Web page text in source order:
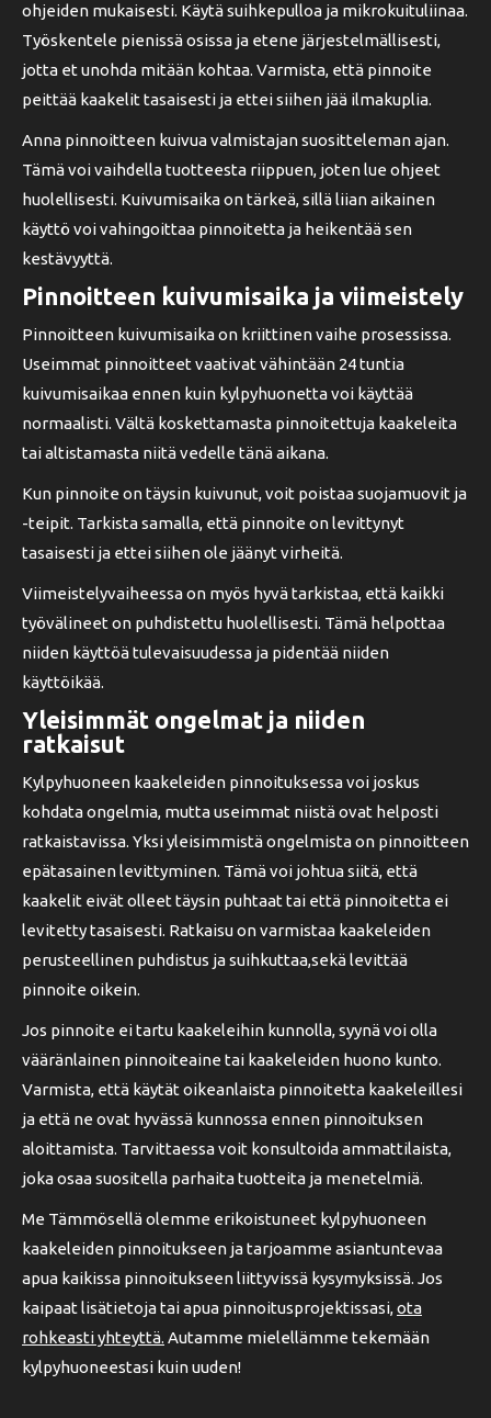
ohjeiden mukaisesti. Käytä suihkepulloa ja mikrokuituliinaa.
Työskentele pienissä osissa ja etene järjestelmällisesti,
jotta et unohda mitään kohtaa. Varmista, että pinnoite
peittää kaakelit tasaisesti ja ettei siihen jää ilmakuplia.
Anna pinnoitteen kuivua valmistajan suositteleman ajan.
Tämä voi vaihdella tuotteesta riippuen, joten lue ohjeet
huolellisesti. Kuivumisaika on tärkeä, sillä liian aikainen
käyttö voi vahingoittaa pinnoitetta ja heikentää sen
kestävyyttä.
Pinnoitteen kuivumisaika ja viimeistely
Pinnoitteen kuivumisaika on kriittinen vaihe prosessissa.
Useimmat pinnoitteet vaativat vähintään 24 tuntia
kuivumisaikaa ennen kuin kylpyhuonetta voi käyttää
normaalisti. Vältä koskettamasta pinnoitettuja kaakeleita
tai altistamasta niitä vedelle tänä aikana.
Kun pinnoite on täysin kuivunut, voit poistaa suojamuovit ja
-teipit. Tarkista samalla, että pinnoite on levittynyt
tasaisesti ja ettei siihen ole jäänyt virheitä.
Viimeistelyvaiheessa on myös hyvä tarkistaa, että kaikki
työvälineet on puhdistettu huolellisesti. Tämä helpottaa
niiden käyttöä tulevaisuudessa ja pidentää niiden
käyttöikää.
Yleisimmät ongelmat ja niiden
ratkaisut
Kylpyhuoneen kaakeleiden pinnoituksessa voi joskus
kohdata ongelmia, mutta useimmat niistä ovat helposti
ratkaistavissa. Yksi yleisimmistä ongelmista on pinnoitteen
epätasainen levittyminen. Tämä voi johtua siitä, että
kaakelit eivät olleet täysin puhtaat tai että pinnoitetta ei
levitetty tasaisesti. Ratkaisu on varmistaa kaakeleiden
perusteellinen puhdistus ja suihkuttaa,sekä levittää
pinnoite oikein.
Jos pinnoite ei tartu kaakeleihin kunnolla, syynä voi olla
vääränlainen pinnoiteaine tai kaakeleiden huono kunto.
Varmista, että käytät oikeanlaista pinnoitetta kaakeleillesi
ja että ne ovat hyvässä kunnossa ennen pinnoituksen
aloittamista. Tarvittaessa voit konsultoida ammattilaista,
joka osaa suositella parhaita tuotteita ja menetelmiä.
Me Tämmösellä olemme erikoistuneet kylpyhuoneen
kaakeleiden pinnoitukseen ja tarjoamme asiantuntevaa
apua kaikissa pinnoitukseen liittyvissä kysymyksissä. Jos
kaipaat lisätietoja tai apua pinnoitusprojektissasi,ota
rohkeasti yhteyttä. Autamme mielellämme tekemään
kylpyhuoneestasi kuin uuden!